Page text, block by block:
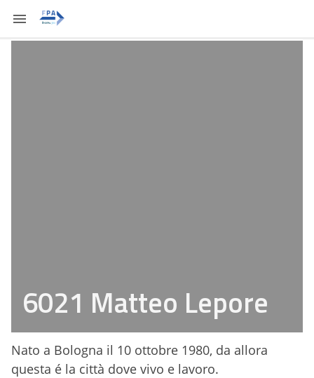
6021 Matteo Lepore
Nato a Bologna il 10 ottobre 1980, da allora
questa é la città dove vivo e lavoro.